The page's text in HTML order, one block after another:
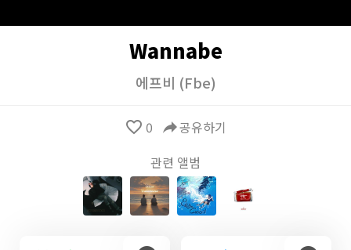
Wannabe
에프비 (Fbe)
favorite_border 0 reply공유하기
관련 앨범